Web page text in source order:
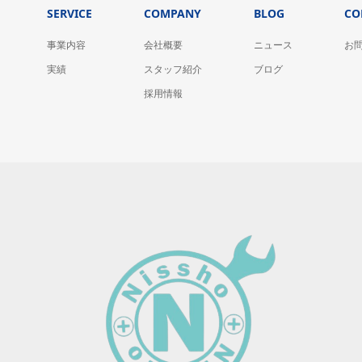
SERVICE
事業内容
実績
COMPANY
会社概要
スタッフ紹介
採用情報
BLOG
ニュース
ブログ
お